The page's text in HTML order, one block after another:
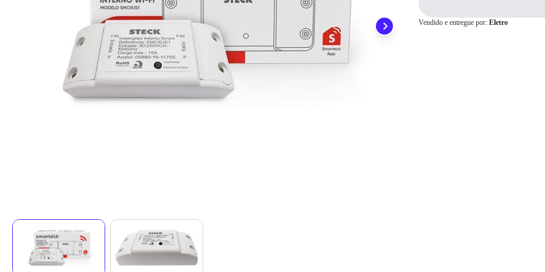
Pix
Cartão de
Vendido e entregue por: Eletro